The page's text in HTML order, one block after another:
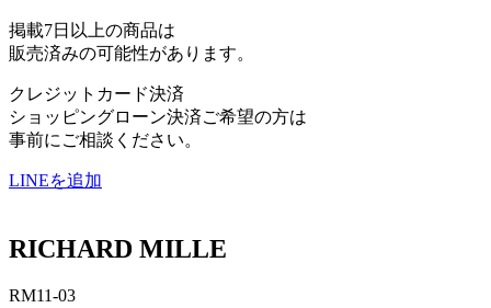
掲載7日以上の商品は
販売済みの可能性があります。
クレジットカード決済
ショッピングローン決済ご希望の方は
事前にご相談ください。
LINEを追加
RICHARD MILLE
RM11-03